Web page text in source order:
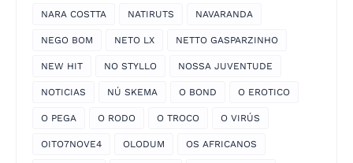
NARA COSTTA NATIRUTS NAVARANDA
NEGO BOM NETO LX NETTO GASPARZINHO
NEW HIT NO STYLLO NOSSA JUVENTUDE
NOTICIAS NÚ SKEMA O BOND O EROTICO
O PEGA O RODO O TROCO O VIRÚS
OITO7NOVE4 OLODUM OS AFRICANOS